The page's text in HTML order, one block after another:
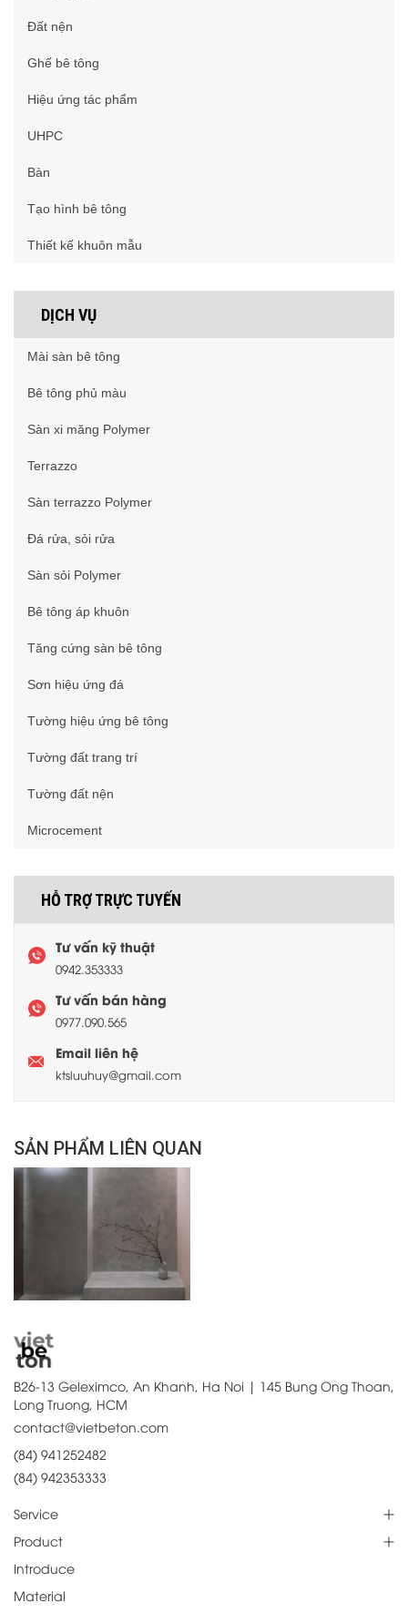
Đất nện
Ghế bê tông
Hiệu ứng tác phẩm
UHPC
Bàn
Tạo hình bê tông
Thiết kế khuôn mẫu
DỊCH VỤ
Mài sàn bê tông
Bê tông phủ màu
Sàn xi măng Polymer
Terrazzo
Sàn terrazzo Polymer
Đá rửa, sỏi rửa
Sàn sỏi Polymer
Bê tông áp khuôn
Tăng cứng sàn bê tông
Sơn hiệu ứng đá
Tường hiệu ứng bê tông
Tường đất trang trí
Tường đất nện
Microcement
HỖ TRỢ TRỰC TUYẾN
Tư vấn kỹ thuật
0942.353333
Tư vấn bán hàng
0977.090.565
Email liên hệ
ktsluuhuy@gmail.com
SẢN PHẨM LIÊN QUAN
B26-13 Geleximco, An Khanh, Ha Noi | 145 Bung Ong Thoan,
Long Truong, HCM
contact@vietbeton.com
(84) 941252482
(84) 942353333
Service
Product
Introduce
Material